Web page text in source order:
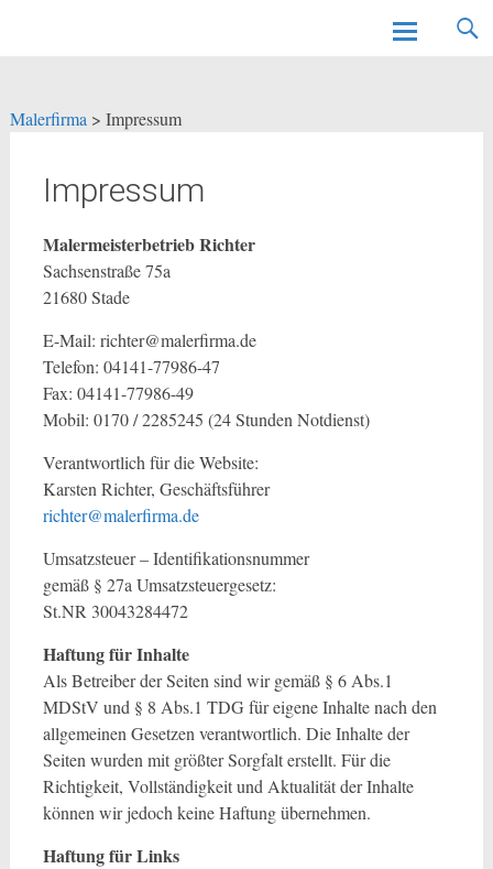
Malerfirma > Impressum
Impressum
Malermeisterbetrieb Richter
Sachsenstraße 75a
21680 Stade
E-Mail: richter@malerfirma.de
Telefon: 04141-77986-47
Fax: 04141-77986-49
Mobil: 0170 / 2285245 (24 Stunden Notdienst)
Verantwortlich für die Website:
Karsten Richter, Geschäftsführer
richter@malerfirma.de
Umsatzsteuer – Identifikationsnummer
gemäß § 27a Umsatzsteuergesetz:
St.NR 30043284472
Haftung für Inhalte
Als Betreiber der Seiten sind wir gemäß § 6 Abs.1
MDStV und § 8 Abs.1 TDG für eigene Inhalte nach den
allgemeinen Gesetzen verantwortlich. Die Inhalte der
Seiten wurden mit größter Sorgfalt erstellt. Für die
Richtigkeit, Vollständigkeit und Aktualität der Inhalte
können wir jedoch keine Haftung übernehmen.
Haftung für Links